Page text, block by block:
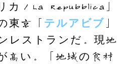
カ／La Repubblica」
東京「 テルアビブ
レストランだ。現地
高い。「地域の食材